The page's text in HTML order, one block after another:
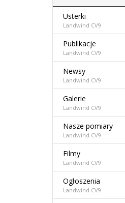
Usterki
Landwind CV9
Publikacje
Landwind CV9
Newsy
Landwind CV9
Galerie
Landwind CV9
Nasze pomiary
Landwind CV9
Filmy
Landwind CV9
Ogłoszenia
Landwind CV9